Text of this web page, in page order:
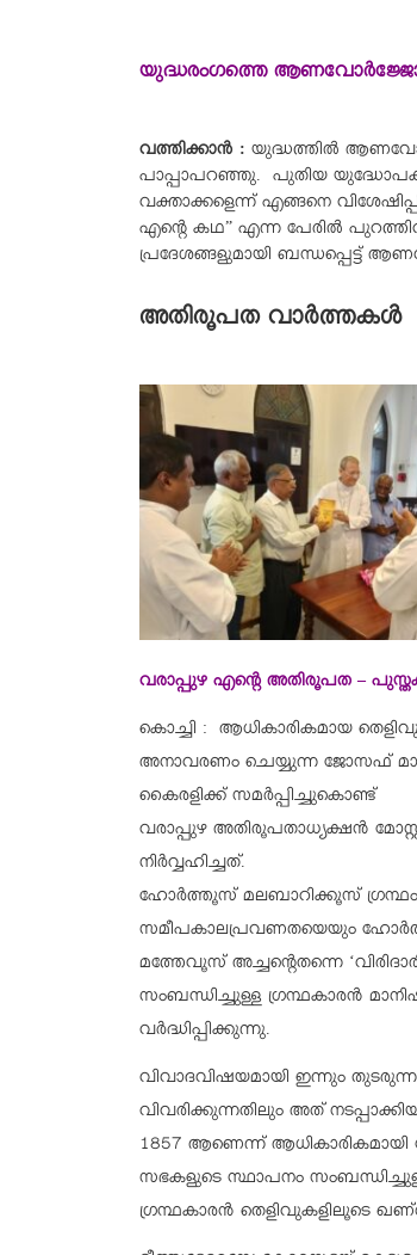
യുദ്ധരംഗത്തെ
വത്തിക്കാന്‍ : യുദ്ധത്തിൽ
പാപ്പാപറഞ്ഞു. പുതിയ
വക്താക്കളെന്ന് എങ്ങനെ
എന്റെ കഥ” എന്ന പേരിൽ
പ്രദേശങ്ങളുമായി ബന്ധപ്പെട്ട്
അതിരൂപത വാർത്തകൾ
വരാപ്പുഴ എന്റെ അതിരൂപത –
കൊച്ചി : ആധികാരികമായ
അനാവരണം ചെയ്യുന്ന ജോസഫ്
കൈരളിക്ക് സമര്‍പ്പിച്ചുകൊണ്ട്‌
വരാപ്പുഴ അതിരൂപതാധ്യക്ഷന്‍
നിര്‍വ്വഹിച്ചത്.
ഹോര്‍ത്തൂസ് മലബാറിക്കൂസ് ഗ്രന്ഥം
സമീപകാലപ്രവണതയെയും
മത്തേവൂസ് അച്ചന്റെതന്നെ
സംബന്ധിച്ചുള്ള ഗ്രന്ഥകാരന്‍
വര്‍ദ്ധിപ്പിക്കുന്നു.
വിവാദവിഷയമായി ഇന്നും തുടരുന്ന
വിവരിക്കുന്നതിലും അത്
1857 ആണെന്ന് ആധികാരികമായി
സഭകളുടെ സ്ഥാപനം
ഗ്രന്ഥകാരന്‍ തെളിവുകളിലൂടെ